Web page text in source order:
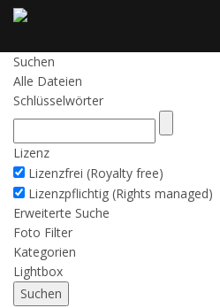
Suchen
Alle Dateien
Schlüsselwörter
Lizenz
Lizenzfrei (Royalty free)
Lizenzpflichtig (Rights managed)
Erweiterte Suche
Foto Filter
Kategorien
Lightbox